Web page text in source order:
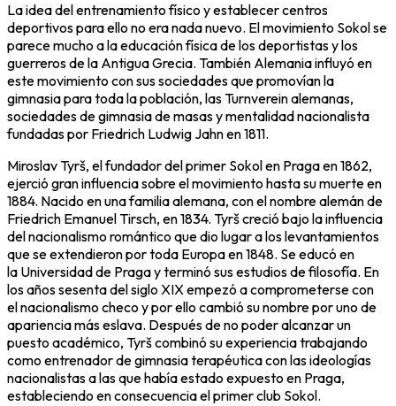
La idea del entrenamiento físico y establecer centros
deportivos para ello no era nada nuevo. El movimiento Sokol se
parece mucho a la educación física de los deportistas y los
guerreros de la Antigua Grecia. También Alemania influyó en
este movimiento con sus sociedades que promovían la
gimnasia para toda la población, las Turnverein alemanas,
sociedades de gimnasia de masas y mentalidad nacionalista
fundadas por Friedrich Ludwig Jahn en 1811.​
Miroslav Tyrš, el fundador del primer Sokol en Praga en 1862,
ejerció gran influencia sobre el movimiento hasta su muerte en
1884. Nacido en una familia alemana, con el nombre alemán de
Friedrich Emanuel Tirsch, en 1834. Tyrš creció bajo la influencia
del nacionalismo romántico que dio lugar a los levantamientos
que se extendieron por toda Europa en 1848. Se educó en
la Universidad de Praga y terminó sus estudios de filosofía. En
los años sesenta del siglo XIX empezó a comprometerse con
el nacionalismo checo y por ello cambió su nombre por uno de
apariencia más eslava. Después de no poder alcanzar un
puesto académico, Tyrš combinó su experiencia trabajando
como entrenador de gimnasia terapéutica con las ideologías
nacionalistas a las que había estado expuesto en Praga,
estableciendo en consecuencia el primer club Sokol.